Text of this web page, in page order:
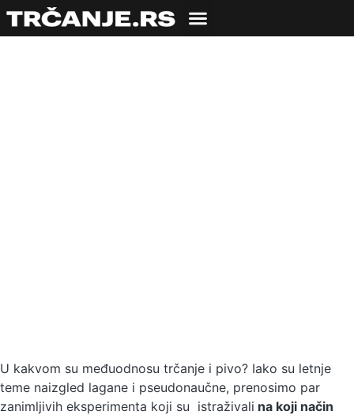
U kakvom su međuodnosu trčanje i pivo? Iako su letnje
teme naizgled lagane i pseudonaučne, prenosimo par
zanimljivih eksperimenta koji su istraživali na koji način